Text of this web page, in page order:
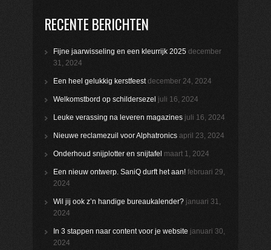
RECENTE BERICHTEN
Fijne jaarwisseling en een kleurrijk 2025 december
31, 2024
Een heel gelukkig kerstfeest december 24, 2024
Welkomstbord op schildersezel juli 16, 2024
Leuke verassing na leveren magazines juli 16, 2024
Nieuwe reclamezuil voor Alphatronics april 23, 2024
Onderhoud snijplotter en snijtafel maart 1, 2024
Een nieuw ontwerp. SaniQ durft het aan! februari 29,
2024
Wil jij ook z’n handige bureaukalender? januari 31,
2024
In 3 stappen naar content voor je website januari 30,
2024